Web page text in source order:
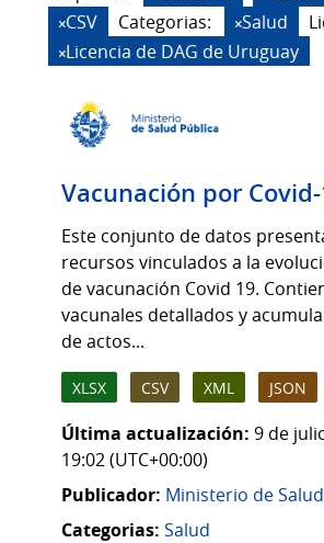
CSV
Categorias: Salud
Licencia de DAG de Uruguay
Vacunación por
Este conjunto de datos
recursos vinculados a la
de vacunación Covid 19.
vacunales detallados y
de actos...
XLSX CSV XML JSON
Última actualización: 9 de
19:02 (UTC+00:00)
Publicador: Ministerio de
Categorias: Salud